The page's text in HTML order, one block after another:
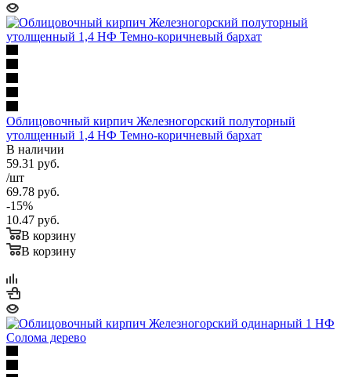
Облицовочный кирпич Железногорский полуторный
утолщенный 1,4 НФ Темно-коричневый бархат
В наличии
59.31 руб.
/шт
69.78 руб.
-15%
10.47 руб.
В корзину
В корзину